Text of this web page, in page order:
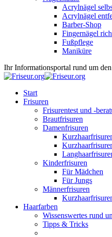
Acrylnägel
Acrylnägel
Barber-Shop
Fingernägel
Fußpflege
Maniküre
Ihr Informationsportal rund um
Start
Frisuren
Frisurentest und -
Brautfrisuren
Damenfrisuren
Kinderfrisuren
Für Mädchen
Für Jungs
Männerfrisuren
Haarfarben
Wissenswertes rund
Tipps & Tricks